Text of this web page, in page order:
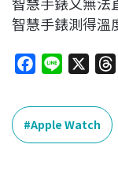
智慧手錶測得溫
c
e
b
n
e
Apple Watch